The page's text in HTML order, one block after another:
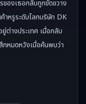
ของเธอกลับถูกขัดขวาง
าหรูระดับโลกบริษัท DK
ต่างประเทศ เมื่อกลับ
กหมดหวังเมื่อค้นพบว่า